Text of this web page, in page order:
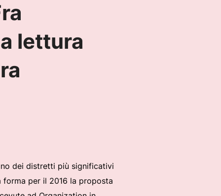
lettura
dei distretti più significativi
forma per il 2016 la proposta